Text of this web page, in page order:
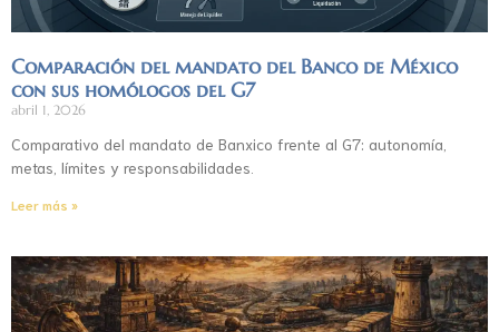
Comparación del mandato del Banco de México
con sus homólogos del G7
abril 1, 2026
Comparativo del mandato de Banxico frente al G7: autonomía,
metas, límites y responsabilidades.
Leer más »